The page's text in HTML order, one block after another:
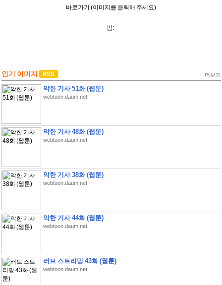
바로가기 (이미지를 클릭해 주세요)
펌:
인기 이미지 더보기
악한 기사 51화 (웹툰)
webtoon.daum.net
악한 기사 48화 (웹툰)
webtoon.daum.net
악한 기사 38화 (웹툰)
webtoon.daum.net
악한 기사 44화 (웹툰)
webtoon.daum.net
러브 스트리밍 43화 (웹툰)
webtoon.daum.net